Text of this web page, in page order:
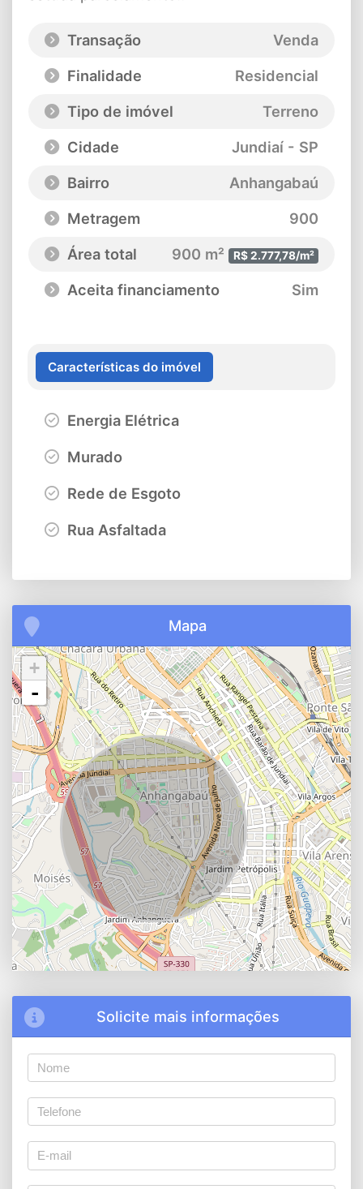
Transação
Venda
Finalidade
Residencial
Tipo de imóvel
Terreno
Cidade
Jundiaí - SP
Bairro
Anhangabaú
Metragem
900
Área total
900 m² R$ 2.777,78/m²
Aceita financiamento Sim
Características do imóvel
Energia Elétrica
Murado
Rede de Esgoto
Rua Asfaltada
Mapa
+
-
Solicite mais informações